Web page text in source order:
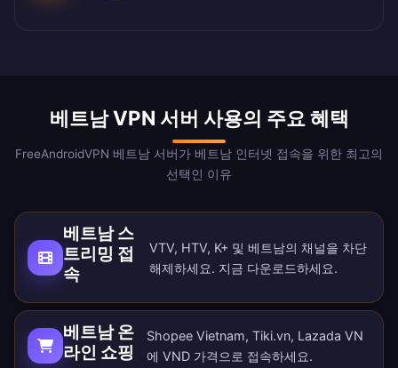
베트남 VPN 서버 사용의 주요 혜택
FreeAndroidVPN 베트남 서버가 베트남 인터넷 접속을 위한 최고의
선택인 이유
베트남 스
트리밍 접
속
VTV, HTV, K+ 및 베트남의 채널을 차단
해제하세요. 지금 다운로드하세요.
베트남 온
라인 쇼핑
Shopee Vietnam, Tiki.vn, Lazada VN
에 VND 가격으로 접속하세요.